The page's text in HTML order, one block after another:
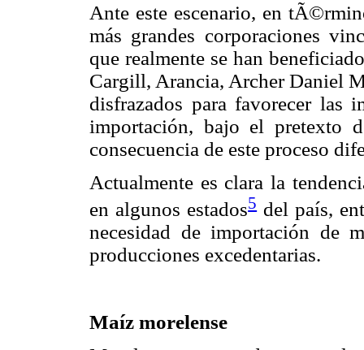
Ante este escenario, en
más grandes corporaciones
que realmente se han
Cargill, Arancia, Archer Daniel
disfrazados para favorecer las
importación, bajo el pretexto
consecuencia de este proceso
Actualmente es clara la
en algunos estados5del país,
necesidad de importación de
producciones excedentarias.
Maíz morelense